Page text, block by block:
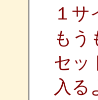
１
もう
セッ
入る